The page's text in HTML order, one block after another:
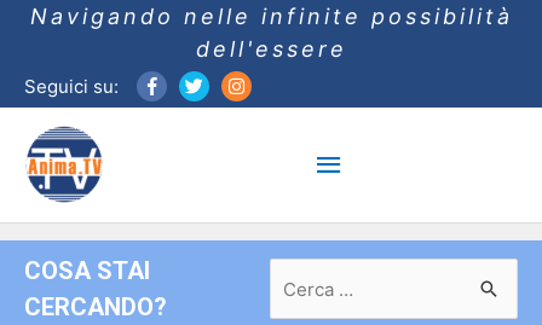
Navigando nelle infinite possibilità
dell'essere
Seguici su:
Menu
principale
COSA STAI
CERCANDO?
per: